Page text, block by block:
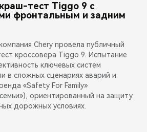
тест Tiggo 9 с
фронтальным и задним
Chery провела публичный
кроссовера Tiggo 9. Испытание
ключевых систем
в сложных сценариях аварий и
«Safety For Family»
ориентированный на защиту
дорожных условиях.